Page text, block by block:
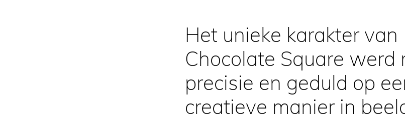
Het unieke karakter van
Chocolate Square werd
precisie en geduld op
creatieve manier in